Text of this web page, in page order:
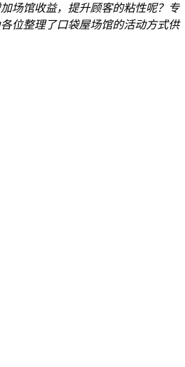
场馆收益，提升顾客的粘性呢？专
位整理了口袋屋场馆的活动方式供